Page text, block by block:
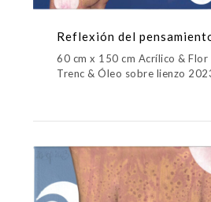
Reflexión del
60 cm x 150 cm Acrílico & Flor
Trenc & Óleo sobre lienzo